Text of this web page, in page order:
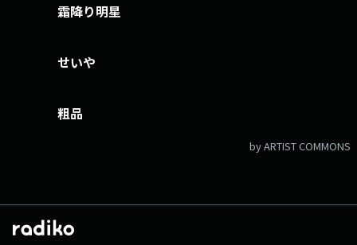
霜降り明星
せいや
粗品
by ARTIST COMMONS